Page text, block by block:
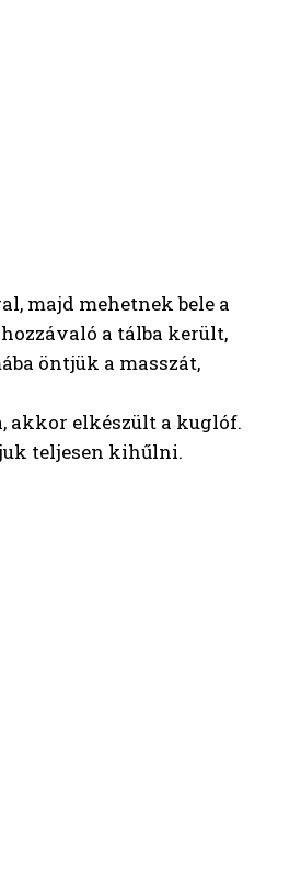
majd mehetnek bele a
a tálba került,
öntjük a masszát,
akkor elkészült a kuglóf.
teljesen kihűlni.